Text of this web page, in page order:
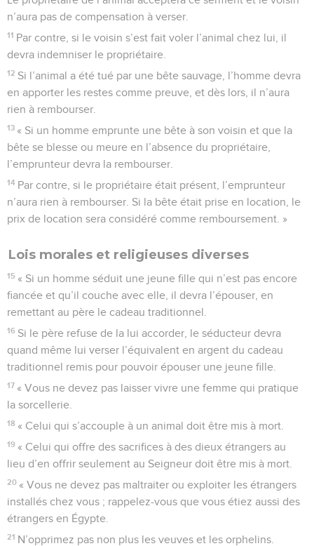
n’aura pas de compensation à verser.
11 Par contre, si le voisin s’est fait voler l’animal chez lui, il
devra indemniser le propriétaire.
12 Si l’animal a été tué par une bête sauvage, l’homme devra
en apporter les restes comme preuve, et dès lors, il n’aura
rien à rembourser.
13 « Si un homme emprunte une bête à son voisin et que la
bête se blesse ou meure en l’absence du propriétaire,
l’emprunteur devra la rembourser.
14 Par contre, si le propriétaire était présent, l’emprunteur
n’aura rien à rembourser. Si la bête était prise en location, le
prix de location sera considéré comme remboursement. »
Lois morales et religieuses diverses
15 « Si un homme séduit une jeune fille qui n’est pas encore
fiancée et qu’il couche avec elle, il devra l’épouser, en
remettant au père le cadeau traditionnel.
16 Si le père refuse de la lui accorder, le séducteur devra
quand même lui verser l’équivalent en argent du cadeau
traditionnel remis pour pouvoir épouser une jeune fille.
17 « Vous ne devez pas laisser vivre une femme qui pratique
la sorcellerie.
18 « Celui qui s’accouple à un animal doit être mis à mort.
19 « Celui qui offre des sacrifices à des dieux étrangers au
lieu d’en offrir seulement au Seigneur doit être mis à mort.
20 « Vous ne devez pas maltraiter ou exploiter les étrangers
installés chez vous ; rappelez-vous que vous étiez aussi des
étrangers en Égypte.
21 N’opprimez pas non plus les veuves et les orphelins.